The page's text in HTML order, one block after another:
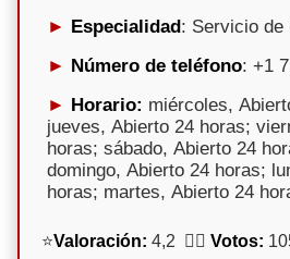
Especialidad : Servicio de
Número de teléfono: +1
Horario: miércoles,
jueves, Abierto 24 horas;
horas; sábado, Abierto 24
domingo, Abierto 24 horas;
horas; martes, Abierto 24
⭐Valoración: 4,2 🕵️‍♀️ Votos: